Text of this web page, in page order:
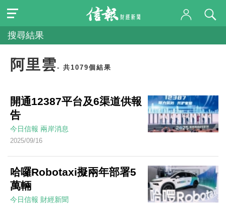
搜尋結果
阿里雲- 共1079個結果
開通12387平台及6渠道供報
告
今日信報 兩岸消息
2025/09/16
哈囉Robotaxi擬兩年部署5
萬輛
今日信報 財經新聞